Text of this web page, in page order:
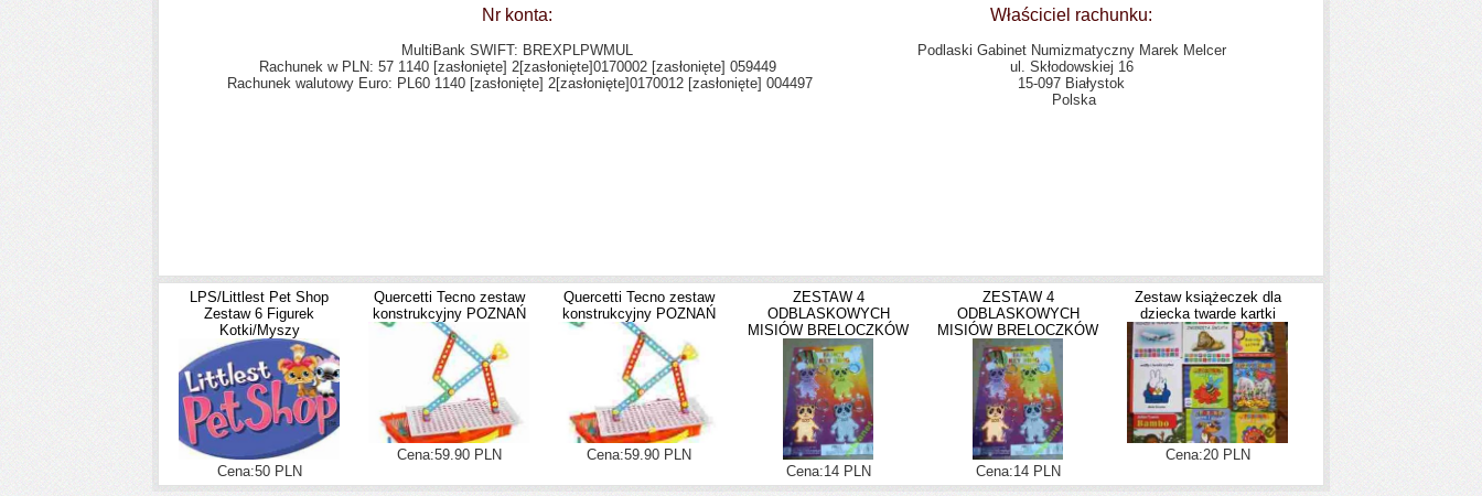
Nr konta:
MultiBank SWIFT: BREXPLPWMUL
Rachunek w PLN: 57 1140 [zasłonięte] 2[zasłonięte]0170002 [zasłonięte] 059449
Rachunek walutowy Euro: PL60 1140 [zasłonięte] 2[zasłonięte]0170012 [zasłonięte] 004497
Właściciel rachunku:
Podlaski Gabinet Numizmatyczny Marek Melcer
ul. Skłodowskiej 16
15-097 Białystok
Polska
LPS/Littlest Pet Shop
Zestaw 6 Figurek
Kotki/Myszy
Cena:50 PLN
Quercetti Tecno zestaw
konstrukcyjny POZNAŃ
Cena:59.90 PLN
Quercetti Tecno zestaw
konstrukcyjny POZNAŃ
Cena:59.90 PLN
ZESTAW 4
ODBLASKOWYCH
MISIÓW BRELOCZKÓW
Cena:14 PLN
ZESTAW 4
ODBLASKOWYCH
MISIÓW BRELOCZKÓW
Cena:14 PLN
Zestaw książeczek dla
dziecka twarde kartki
Cena:20 PLN